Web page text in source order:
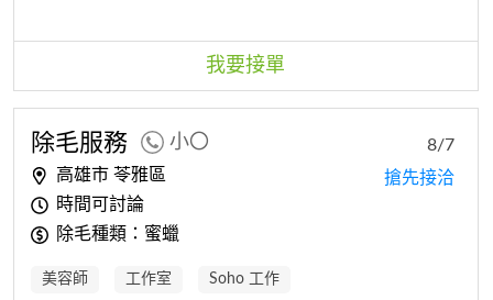
我要接單
除毛服務 小〇
高雄市 苓雅區
時間可討論
除毛種類：蜜蠟
8/7
搶先接洽
美容師 工作室 Soho 工作